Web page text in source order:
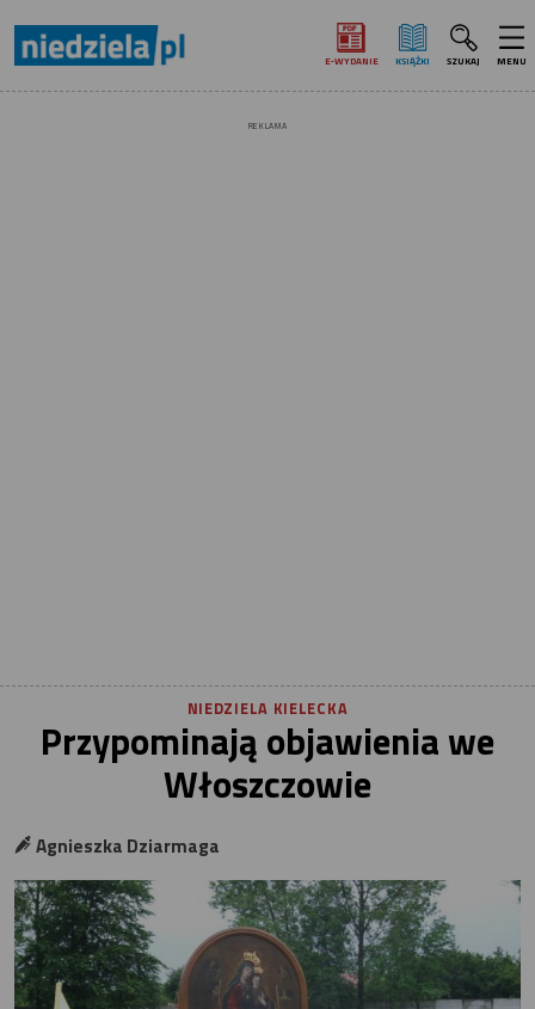
E‑WYDANIE KSIĄŻKI SZUKAJ MENU
REKLAMA
NIEDZIELA KIELECKA
Przypominają objawienia we
Włoszczowie
Agnieszka Dziarmaga